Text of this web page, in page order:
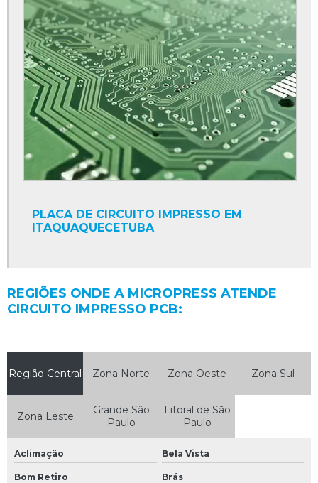
PLACA DE CIRCUITO IMPRESSO EM
ITAQUAQUECETUBA
REGIÕES ONDE A MICROPRESS ATENDE
CIRCUITO IMPRESSO PCB:
Região Central Zona Norte Zona Oeste Zona Sul
Zona Leste
Grande São
Paulo
Litoral de São
Paulo
Aclimação Bela Vista
Bom Retiro Brás